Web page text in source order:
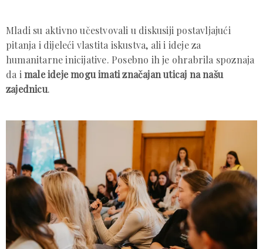
Mladi su aktivno učestvovali u diskusiji postavljajući
pitanja i dijeleći vlastita iskustva, ali i ideje za
humanitarne inicijative. Posebno ih je ohrabrila spoznaja
da i male ideje mogu imati značajan uticaj na našu
zajednicu.